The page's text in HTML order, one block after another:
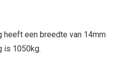
heeft een breedte van 14mm
is 1050kg.